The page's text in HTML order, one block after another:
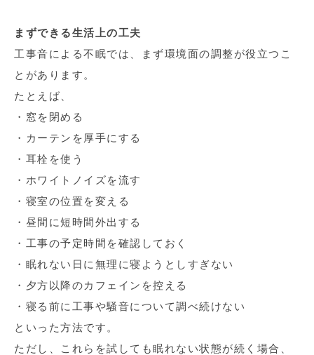
まずできる生活上の工夫
工事音による不眠では、まず環境面の調整が役立つこ
とがあります。
たとえば、
・窓を閉める
・カーテンを厚手にする
・耳栓を使う
・ホワイトノイズを流す
・寝室の位置を変える
・昼間に短時間外出する
・工事の予定時間を確認しておく
・眠れない日に無理に寝ようとしすぎない
・夕方以降のカフェインを控える
・寝る前に工事や騒音について調べ続けない
といった方法です。
ただし、これらを試しても眠れない状態が続く場合、